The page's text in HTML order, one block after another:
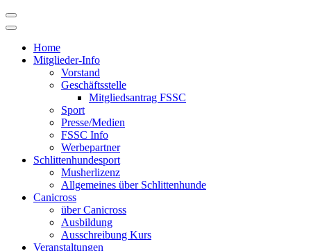
Skip
to
Home
Mitglieder-Info
Vorstand
Geschäftsstelle
Mitgliedsantrag FSSC
Sport
Presse/Medien
FSSC Info
Werbepartner
Schlittenhundesport
Musherlizenz
Allgemeines über Schlittenhunde
Canicross
über Canicross
Ausbildung
Ausschreibung Kurs
Veranstaltungen